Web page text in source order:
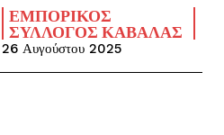
ΕΜΠΟΡΙΚΌΣ
ΣΎΛΛΟΓΟΣ ΚΑΒΆΛΑΣ
26 Αυγούστου 2025